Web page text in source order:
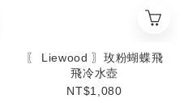
〖 Liewood 〗玫粉蝴蝶飛
飛冷水壺
NT$1,080